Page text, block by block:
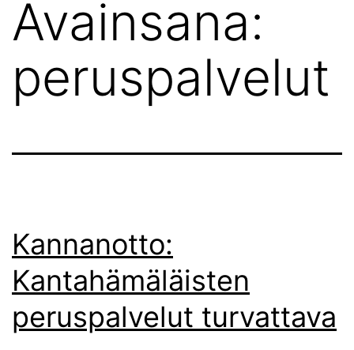
Avainsana:
peruspalvelut
Kannanotto:
Kantahämäläisten
peruspalvelut turvattava